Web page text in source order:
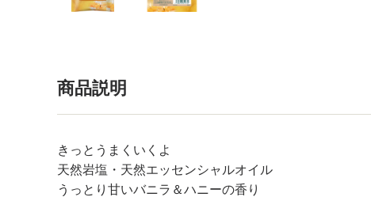
商品説明
きっとうまくいくよ
天然岩塩・天然エッセンシャルオイル
うっとり甘いバニラ＆ハニーの香り